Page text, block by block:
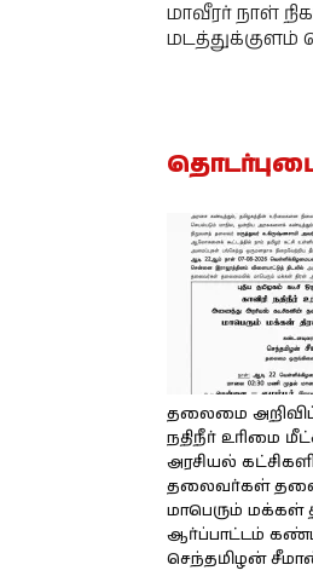
மாவீரர் நாள்
மடத்துக்குளம்
தலைமை
நதிநீர் உரிமை
அரசியல்
தலைவர்கள்
மாபெரும் மக்கள்
ஆர்ப்பாட்டம்
செந்தமிழன்